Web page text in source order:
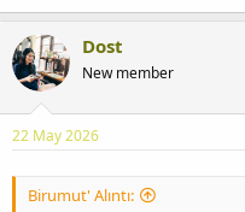
Dost
New member
22 May 2026
Birumut' Alıntı: